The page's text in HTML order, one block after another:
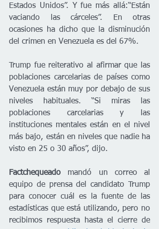
Estados Unidos”. Y fue más allá:“Están
vaciando las cárceles”. En otras
ocasiones ha dicho que la disminución
del crimen en Venezuela es del 67%.
Trump fue reiterativo al afirmar que las
poblaciones carcelarias de países como
Venezuela están muy por debajo de sus
niveles habituales. “Si miras las
poblaciones carcelarias y las
instituciones mentales están en el nivel
más bajo, están en niveles que nadie ha
visto en 25 o 30 años”, dijo.
Factchequeado mandó un correo al
equipo de prensa del candidato Trump
para conocer cuál es la fuente de las
estadísticas que está utilizando, pero no